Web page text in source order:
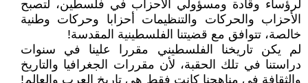
لرؤساء وقادة ومسؤولي الأحزاب في فلسطين، لتصبح
الأحزاب والحركات والتنظيمات أحزابا وحركات وطنية
خالصة، تتوافق مع قضيتنا الفلسطينية المقدسة!
لم يكن تاريخنا الفلسطيني مقررا علينا في سنوات
دراستنا في تلك الحقبة، لأن مقررات الجغرافيا والتاريخ
والثقافة في مناهجنا كانت فقط هي تاريخ العرب والعالم!